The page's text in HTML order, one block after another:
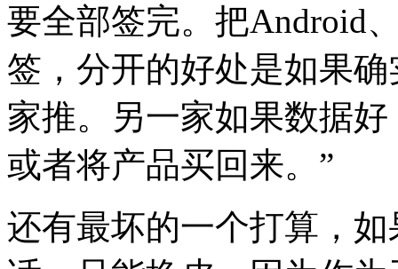
要全部签完。把Android
签，分开的好处是如果
家推。另一家如果数据
或者将产品买回来。”
还有最坏的一个打算，